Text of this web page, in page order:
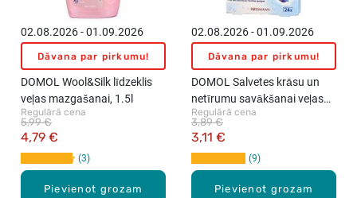
Pievienot grozam
02.08.2026 - 01.09.2026
Dāvana par pirkumu!
DOMOL Wool&Silk līdzeklis
veļas mazgašanai, 1.5l
Regulārā cena
4,79 €
5,99 €
3
Pievienot grozam
02.08.2026 - 01.09.2026
Dāvana par pirkumu!
DOMOL Salvetes krāsu un
netīrumu savākšanai veļas
mazgāšanas laikā, 24gab.
Regulārā cena
3,11 €
3,89 €
9